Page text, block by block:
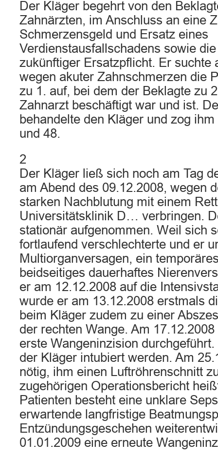
Der Kläger begehrt von den
Zahnärzten, im Anschluss an eine
Schmerzensgeld und Ersatz eines
Verdienstausfallschadens sowie
zukünftiger Ersatzpflicht. Er suchte
wegen akuter Zahnschmerzen die
zu 1. auf, bei dem der Beklagte zu
Zahnarzt beschäftigt war und ist.
behandelte den Kläger und zog
und 48.
2
Der Kläger ließ sich noch am Tag
am Abend des 09.12.2008, wegen
starken Nachblutung mit einem
Universitätsklinik D… verbringen.
stationär aufgenommen. Weil sich
fortlaufend verschlechterte und er
Multiorganversagen, ein
beidseitiges dauerhaftes
er am 12.12.2008 auf die
wurde er am 13.12.2008 erstmals
beim Kläger zudem zu einer
der rechten Wange. Am
erste Wangeninzision
der Kläger intubiert werden. Am
nötig, ihm einen Luftröhrenschnitt
zugehörigen Operationsbericht
Patienten besteht eine unklare
erwartende langfristige
Entzündungsgeschehen
01.01.2009 eine erneute